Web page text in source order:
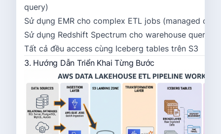
query)
Sử dụng EMR cho complex ETL jobs (managed
Sử dụng Redshift Spectrum cho warehouse queries
Tất cả đều access cùng Iceberg tables trên S3
3. Hướng Dẫn Triển Khai Từng Bước